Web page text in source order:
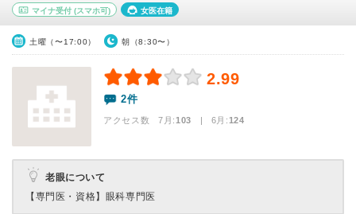
マイナ受付 (スマホ可) 女医在籍
土曜（〜17:00） 朝（8:30〜）
2.99
2件
アクセス数 7月:103 | 6月:124
老眼について
【専門医・資格】 眼科専門医